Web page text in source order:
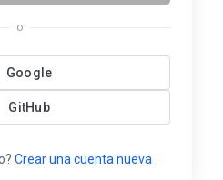
o
Google
GitHub
Crear una cuenta nueva